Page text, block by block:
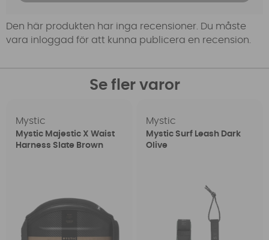
Den här produkten har inga recensioner. Du måste
vara inloggad för att kunna publicera en recension.
Se fler varor
Mystic
Mystic Majestic X Waist
Harness Slate Brown
Mystic
Mystic Surf Leash Dark
Olive